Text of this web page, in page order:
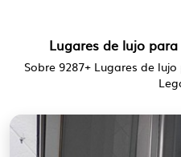
Lugares de lujo
Sobre 9287+ Lugares de